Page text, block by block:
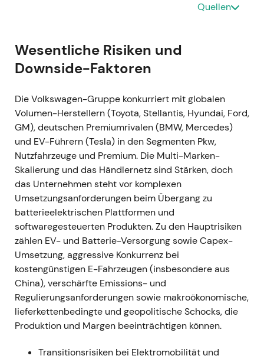
März 2022 — Ukraine-Krieg: Russland-Stopp und
Lieferantenausfälle
und stoppte Exporte dorthin. Die EV-Linien in
Zwickau und Dresden wurden vorübergehend
stillgelegt; Störungen bei ukrainischen Kabelbaum-
Lieferanten zwangen zu weiteren geplanten
Kürzungen und temporären Werksschließungen in
Europa – Wolfsburg warnte explizit vor Einschnitten.
[27] ,[38],[28]- Geopolitische Risiken und die
Konzentration auf einzelne Lieferanten wurden
schlagartig material. Investoren reagierten defensiv
und begannen, politische sowie
lieferkettenbezogene Tail-Risiken neu einzupreisen.
- Chartbild: ausgeprägte schlagzeilengetriebene
Volatilität mit starken Intraday-Einbrüchen rund um
die jeweiligen Ankündigungen.
---
22. Juli 2022 — CEO-Wechsel: Herbert Diess geht,
Oliver Blume übernimmt
Quellen
Wesentliche Risiken und
Downside-Faktoren
Die Volkswagen-Gruppe konkurriert mit globalen
Volumen-Herstellern (Toyota, Stellantis, Hyundai, Ford,
GM), deutschen Premiumrivalen (BMW, Mercedes)
und EV-Führern (Tesla) in den Segmenten Pkw,
Nutzfahrzeuge und Premium. Die Multi-Marken-
Skalierung und das Händlernetz sind Stärken, doch
das Unternehmen steht vor komplexen
Umsetzungsanforderungen beim Übergang zu
batterieelektrischen Plattformen und
softwaregesteuerten Produkten. Zu den Hauptrisiken
zählen EV- und Batterie-Versorgung sowie Capex-
Umsetzung, aggressive Konkurrenz bei
kostengünstigen E-Fahrzeugen (insbesondere aus
China), verschärfte Emissions- und
Regulierungsanforderungen sowie makroökonomische,
lieferkettenbedingte und geopolitische Schocks, die
Produktion und Margen beeinträchtigen können.
Transitionsrisiken bei Elektromobilität und